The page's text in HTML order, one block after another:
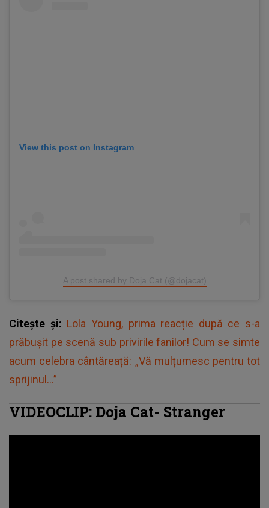
View this post on Instagram
A post shared by Doja Cat (@dojacat)
Citește și: Lola Young, prima reacție după ce s-a
prăbușit pe scenă sub privirile fanilor! Cum se simte
acum celebra cântăreață: „Vă mulțumesc pentru tot
sprijinul...”
VIDEOCLIP: Doja Cat- Stranger